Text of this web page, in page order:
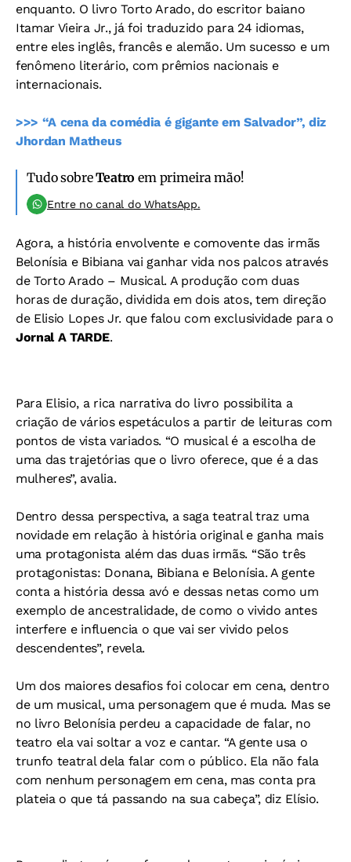
enquanto. O livro Torto Arado, do escritor baiano
Itamar Vieira Jr., já foi traduzido para 24 idiomas,
entre eles inglês, francês e alemão. Um sucesso e um
fenômeno literário, com prêmios nacionais e
internacionais.
>>> “A cena da comédia é gigante em Salvador”, diz
Jhordan Matheus
Tudo sobreTeatro em primeira mão!
Entre no canal do WhatsApp.
Agora, a história envolvente e comovente das irmãs
Belonísia e Bibiana vai ganhar vida nos palcos através
de Torto Arado – Musical. A produção com duas
horas de duração, dividida em dois atos, tem direção
de Elisio Lopes Jr. que falou com exclusividade para o
Jornal A TARDE.
Para Elisio, a rica narrativa do livro possibilita a
criação de vários espetáculos a partir de leituras com
pontos de vista variados. “O musical é a escolha de
uma das trajetórias que o livro oferece, que é a das
mulheres”, avalia.
Dentro dessa perspectiva, a saga teatral traz uma
novidade em relação à história original e ganha mais
uma protagonista além das duas irmãs. “São três
protagonistas: Donana, Bibiana e Belonísia. A gente
conta a história dessa avó e dessas netas como um
exemplo de ancestralidade, de como o vivido antes
interfere e influencia o que vai ser vivido pelos
descendentes”, revela.
Um dos maiores desafios foi colocar em cena, dentro
de um musical, uma personagem que é muda. Mas se
no livro Belonísia perdeu a capacidade de falar, no
teatro ela vai soltar a voz e cantar. “A gente usa o
trunfo teatral dela falar com o público. Ela não fala
com nenhum personagem em cena, mas conta pra
plateia o que tá passando na sua cabeça”, diz Elísio.